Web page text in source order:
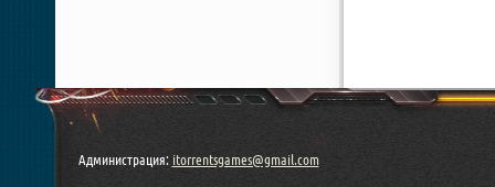
Администрация: itorrentsgames@gmail.com